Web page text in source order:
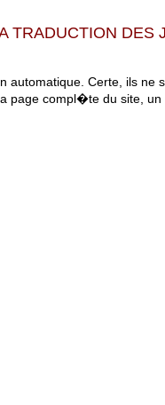
TRADUCTION DES
Certe, ils
page compl�te du site, un